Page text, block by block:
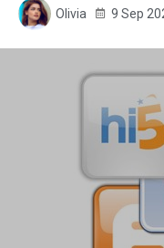
Olivia 9 Sep